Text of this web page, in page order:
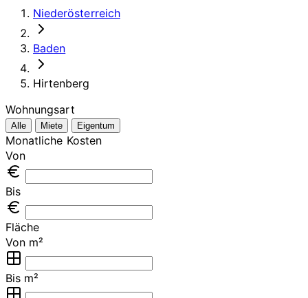
Niederösterreich
Baden
Hirtenberg
Wohnungsart
Alle Miete Eigentum
Monatliche Kosten
Von
Bis
Fläche
Von m²
Bis m²